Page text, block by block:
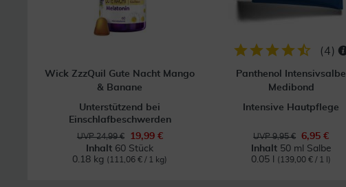
Wick ZzzQuil Gute Nacht Mango
& Banane
Unterstützend bei
Einschlafbeschwerden
UVP 24,99 €
19,99 €
Inhalt 60 Stück
0.18 kg (111,06 € / 1 kg)
(4)
Panthenol Intensivsalbe
Medibond
Intensive Hautpflege
UVP 9,95 €
6,95 €
Inhalt 50 ml Salbe
0.05 l
(139,00 € / 1 l)